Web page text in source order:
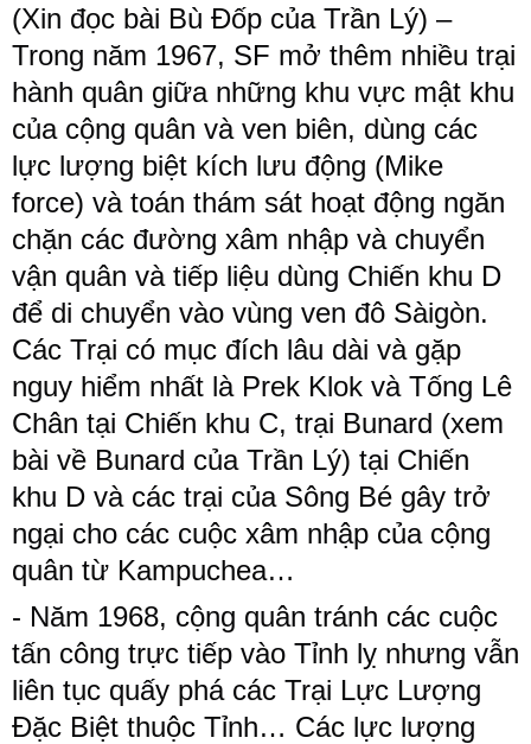
(Xin đọc bài Bù Đốp của Trần Lý) –
Trong năm 1967, SF mở thêm nhiều trại
hành quân giữa những khu vực mật khu
của cộng quân và ven biên, dùng các
lực lượng biệt kích lưu động (Mike
force) và toán thám sát hoạt động ngăn
chặn các đường xâm nhập và chuyển
vận quân và tiếp liệu dùng Chiến khu D
để di chuyển vào vùng ven đô Sàigòn.
Các Trại có mục đích lâu dài và gặp
nguy hiểm nhất là Prek Klok và Tống Lê
Chân tại Chiến khu C, trại Bunard (xem
bài về Bunard của Trần Lý) tại Chiến
khu D và các trại của Sông Bé gây trở
ngại cho các cuộc xâm nhập của cộng
quân từ Kampuchea…
- Năm​ 1968, cộng quân tránh các cuộc
tấn công trực tiếp vào Tỉnh lỵ nhưng vẫn
liên tục quấy phá các Trại Lực Lượng
Đặc Biệt thuộc Tỉnh… Các lực lượng